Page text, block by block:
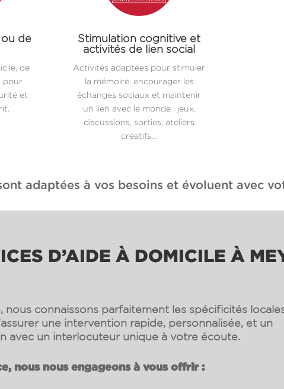
ou de
de
pour
et
Stimulation cognitive et
activités de lien social
Activités adaptées pour stimuler
la mémoire, encourager les
échanges sociaux et maintenir
un lien avec le monde : jeux,
discussions, sorties, ateliers
créatifs…
adaptées à vos besoins et évoluent avec
D’AIDE À DOMICILE À
nous connaissons parfaitement les spécificités
une intervention rapide, personnalisée, et un
avec un interlocuteur unique à votre écoute.
nous nous engageons à vous offrir :